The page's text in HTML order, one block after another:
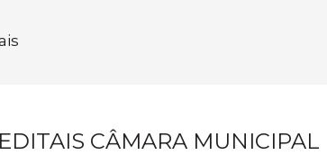
EDITAIS CÂMARA MUNICIPAL